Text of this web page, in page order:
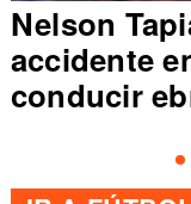
Nelson
accidente
conducir